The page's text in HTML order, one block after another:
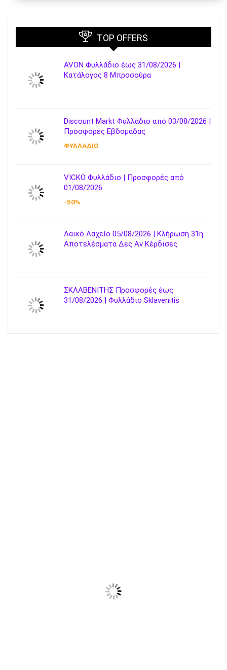
TOP OFFERS
AVON Φυλλάδιο έως 31/08/2026 |
Κατάλογος 8 Μπροσούρα
Discount Markt Φυλλάδιο από 03/08/2026 |
Προσφορές Εβδομάδας
ΦΥΛΛΑΔΙΟ
VICKO Φυλλάδιο | Προσφορές από
01/08/2026
-50%
Λαϊκό Λαχείο 05/08/2026 | Κλήρωση 31η
Αποτελέσματα Δες Αν Κέρδισες
ΣΚΛΑΒΕΝΙΤΗΣ Προσφορές έως
31/08/2026 | Φυλλάδιο Sklavenitis